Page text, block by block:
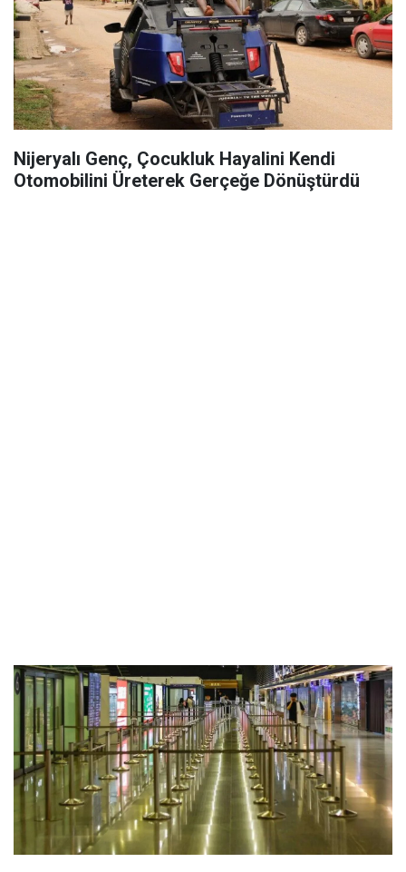
Nijeryalı Genç, Çocukluk Hayalini Kendi
Otomobilini Üreterek Gerçeğe Dönüştürdü